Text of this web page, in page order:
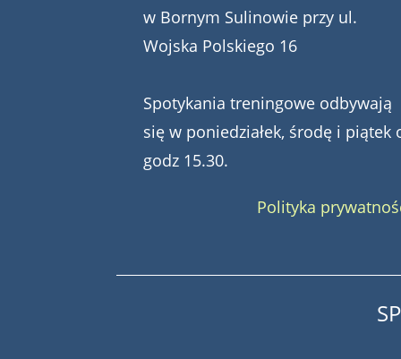
w Bornym Sulinowie przy ul.
Wojska Polskiego 16
Spotykania treningowe odbywają
się w poniedziałek, środę i piątek
godz 15.30.
Polityka